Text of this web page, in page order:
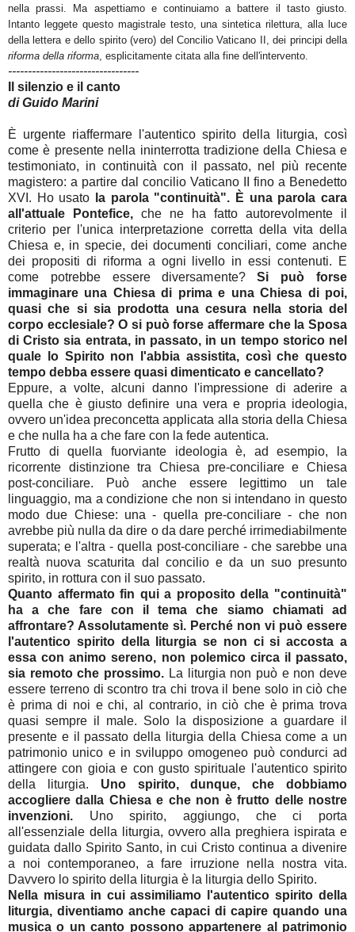
nella prassi. Ma aspettiamo e continuiamo a battere il tasto giusto.
Intanto leggete questo magistrale testo, una sintetica rilettura, alla luce
della lettera e dello spirito (vero) del Concilio Vaticano II, dei principi della
riforma della riforma, esplicitamente citata alla fine dell'intervento.
---------------------------------
Il silenzio e il canto
di Guido Marini
È urgente riaffermare l'autentico spirito della liturgia, così
come è presente nella ininterrotta tradizione della Chiesa e
testimoniato, in continuità con il passato, nel più recente
magistero: a partire dal concilio Vaticano II fino a Benedetto
XVI. Ho usato
la parola "continuità". È una parola cara
all'attuale Pontefice, che ne ha fatto autorevolmente il
criterio per l'unica interpretazione corretta della vita della
Chiesa e, in specie, dei documenti conciliari, come anche
dei propositi di riforma a ogni livello in essi contenuti. E
come potrebbe essere diversamente?Si può forse
immaginare una Chiesa di prima e una Chiesa di poi,
quasi che si sia prodotta una cesura nella storia del
corpo ecclesiale? O si può forse affermare che la Sposa
di Cristo sia entrata, in passato, in un tempo storico nel
quale lo Spirito non l'abbia assistita, così che questo
tempo debba essere quasi dimenticato e cancellato?
Eppure, a volte, alcuni danno l'impressione di aderire a
quella che è giusto definire una vera e propria ideologia,
ovvero un'idea preconcetta applicata alla storia della Chiesa
e che nulla ha a che fare con la fede autentica.
Frutto di quella fuorviante ideologia è, ad esempio, la
ricorrente distinzione tra Chiesa pre-conciliare e Chiesa
post-conciliare. Può anche essere legittimo un tale
linguaggio, ma a condizione che non si intendano in questo
modo due Chiese: una - quella pre-conciliare - che non
avrebbe più nulla da dire o da dare perché irrimediabilmente
superata; e l'altra - quella post-conciliare - che sarebbe una
realtà nuova scaturita dal concilio e da un suo presunto
spirito, in rottura con il suo passato.
Quanto affermato fin qui a proposito della "continuità"
ha a che fare con il tema che siamo chiamati ad
affrontare? Assolutamente sì. Perché non vi può essere
l'autentico spirito della liturgia se non ci si accosta a
essa con animo sereno, non polemico circa il passato,
sia remoto che prossimo. La liturgia non può e non deve
essere terreno di scontro tra chi trova il bene solo in ciò che
è prima di noi e chi, al contrario, in ciò che è prima trova
quasi sempre il male. Solo la disposizione a guardare il
presente e il passato della liturgia della Chiesa come a un
patrimonio unico e in sviluppo omogeneo può condurci ad
attingere con gioia e con gusto spirituale l'autentico spirito
della liturgia. Uno spirito, dunque, che dobbiamo
accogliere dalla Chiesa e che non è frutto delle nostre
invenzioni. Uno spirito, aggiungo, che ci porta
all'essenziale della liturgia, ovvero alla preghiera ispirata e
guidata dallo Spirito Santo, in cui Cristo continua a divenire
a noi contemporaneo, a fare irruzione nella nostra vita.
Davvero lo spirito della liturgia è la liturgia dello Spirito.
Nella misura in cui assimiliamo l'autentico spirito della
liturgia, diventiamo anche capaci di capire quando una
musica o un canto possono appartenere al patrimonio